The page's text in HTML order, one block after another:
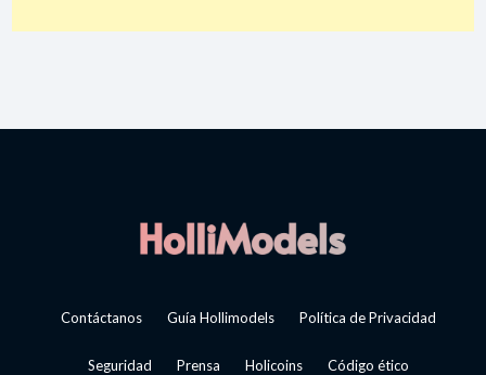
Contáctanos Guía Hollimodels Política de Privacidad
Seguridad Prensa Holicoins Código ético